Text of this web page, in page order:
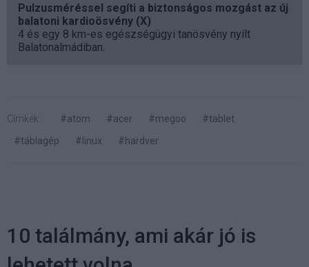
Pulzusméréssel segíti a biztonságos mozgást az új
balatoni kardioösvény (X)
4 és egy 8 km-es egészségügyi tanösvény nyílt
Balatonalmádiban.
Címkék: #atom #acer #megoo
#tablet
#táblagép
#linux #hardver
10 találmány, ami akár jó is